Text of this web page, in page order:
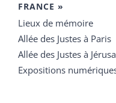
FRANCE »
Lieux de mémoire
Allée des Justes à Paris
Allée des Justes à
Expositions